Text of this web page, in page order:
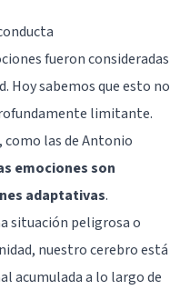
fueron consideradas
Hoy sabemos que esto no
limitante.
como las de Antonio
emociones son
adaptativas.
situación peligrosa o
nuestro cerebro está
acumulada a lo largo de